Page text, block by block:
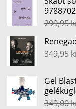
299,95
349,95
Gel
349,00